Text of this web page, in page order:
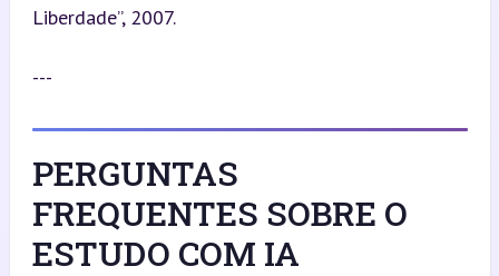
Liberdade”, 2007.
---
PERGUNTAS
FREQUENTES SOBRE O
ESTUDO COM IA